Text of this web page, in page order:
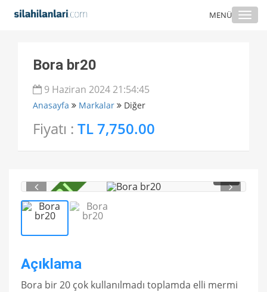
MENÜ
Bora br20
9 Haziran 2024 21:54:45
Anasayfa Markalar Diğer
Fiyatı : TL 7,750.00
1/ 2
Açıklama
Bora bir 20 çok kullanılmadı toplamda elli mermi